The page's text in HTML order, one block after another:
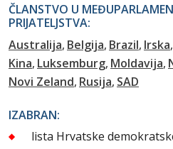
ČLANSTVO U
PRIJATELJSTVA:
Australija Belgija Brazil Irska
Kina Luksemburg Moldavija
Novi Zeland Rusija SAD
IZABRAN:
lista Hrvatske